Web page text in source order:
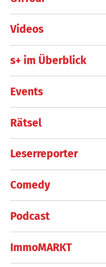
Videos
s+ im Überblick
Events
Rätsel
Leserreporter
Comedy
Podcast
ImmoMARKT